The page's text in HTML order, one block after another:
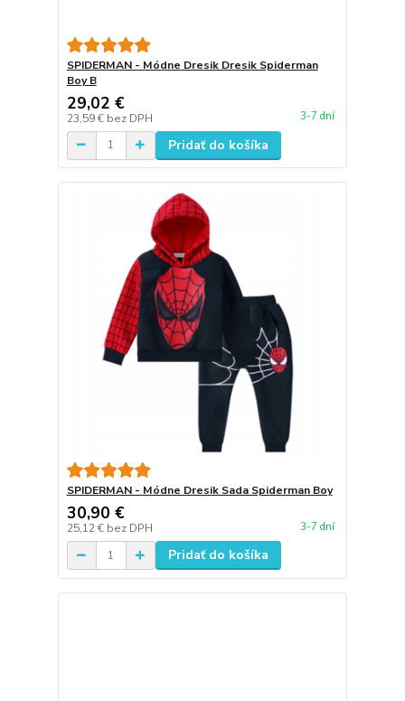
SPIDERMAN - Módne Dresik Dresik Spiderman
Boy B
29,02 €
23,59 € bez DPH 3-7 dní
Pridať do košíka
SPIDERMAN - Módne Dresik Sada Spiderman Boy
30,90 €
25,12 € bez DPH 3-7 dní
Pridať do košíka